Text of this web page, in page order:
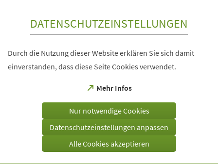
DATENSCHUTZEINSTELLUNGEN
Durch die Nutzung dieser Website erklären Sie sich damit
einverstanden, dass diese Seite Cookies verwendet.
Mehr Infos
(Öffnet
einem
Tab)
Nur notwendige Cookies
Datenschutzeinstellungen anpassen
Alle Cookies akzeptieren